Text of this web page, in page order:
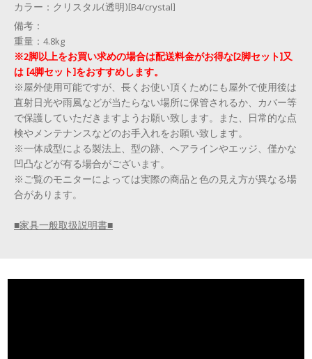
カラー： クリスタル(透明)[B4/crystal]
備考：
重量：4.8kg
※2脚以上をお買い求めの場合は配送料金がお得な[2脚セット]又
は [4脚セット]をおすすめします。
※屋外使用可能ですが、長くお使い頂くためにも屋外で使用後は
直射日光や雨風などが当たらない場所に保管されるか、カバー等
で保護していただきますようお願い致します。また、日常的な点
検やメンテナンスなどのお手入れをお願い致します。
※一体成型による製法上、型の跡、ヘアラインやエッジ、僅かな
凹凸などが有る場合がございます。
※ご覧のモニターによっては実際の商品と色の見え方が異なる場
合があります。
■家具一般取扱説明書■